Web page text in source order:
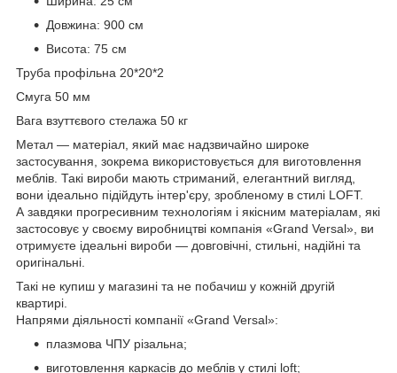
Довжина: 900 см
Висота: 75 см
Труба профільна 20*20*2
Смуга 50 мм
Вага взуттєвого стелажа 50 кг
Метал — матеріал, який має надзвичайно широке
застосування, зокрема використовується для виготовлення
меблів. Такі вироби мають стриманий, елегантний вигляд,
вони ідеально підійдуть інтер'єру, зробленому в стилі LOFT.
А завдяки прогресивним технологіям і якісним матеріалам, які
застосовує у своєму виробництві компанія «Grand Versal», ви
отримуєте ідеальні вироби — довговічні, стильні, надійні та
оригінальні.
Такі не купиш у магазині та не побачиш у кожній другій
квартирі.
Напрями діяльності компанії «Grand Versal»:
плазмова ЧПУ різальна;
виготовлення каркасів до меблів у стилі loft;